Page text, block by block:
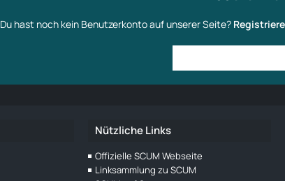
Du hast noch kein Benutzerkonto auf unserer Seite?
Nützliche Links
Offizielle SCUM Webseite
Linksammlung zu SCUM